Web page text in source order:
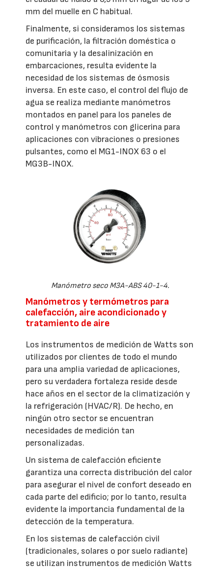
mm del muelle en C habitual.
Finalmente, si consideramos los sistemas
de purificación, la filtración doméstica o
comunitaria y la desalinización en
embarcaciones, resulta evidente la
necesidad de los sistemas de ósmosis
inversa. En este caso, el control del flujo de
agua se realiza mediante manómetros
montados en panel para los paneles de
control y manómetros con glicerina para
aplicaciones con vibraciones o presiones
pulsantes, como el MG1-INOX 63 o el
MG3B-INOX.
Manómetro seco M3A-ABS 40-1-4.
Manómetros y termómetros para
calefacción, aire acondicionado y
tratamiento de aire
Los instrumentos de medición de Watts son
utilizados por clientes de todo el mundo
para una amplia variedad de aplicaciones,
pero su verdadera fortaleza reside desde
hace años en el sector de la climatización y
la refrigeración (HVAC/R). De hecho, en
ningún otro sector se encuentran
necesidades de medición tan
personalizadas.
Un sistema de calefacción eficiente
garantiza una correcta distribución del calor
para asegurar el nivel de confort deseado en
cada parte del edificio; por lo tanto, resulta
evidente la importancia fundamental de la
detección de la temperatura.
En los sistemas de calefacción civil
(tradicionales, solares o por suelo radiante)
se utilizan instrumentos de medición Watts